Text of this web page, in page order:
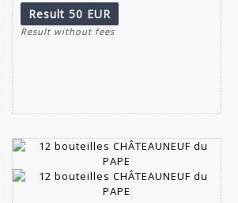
Result 50 EUR
Result without fees